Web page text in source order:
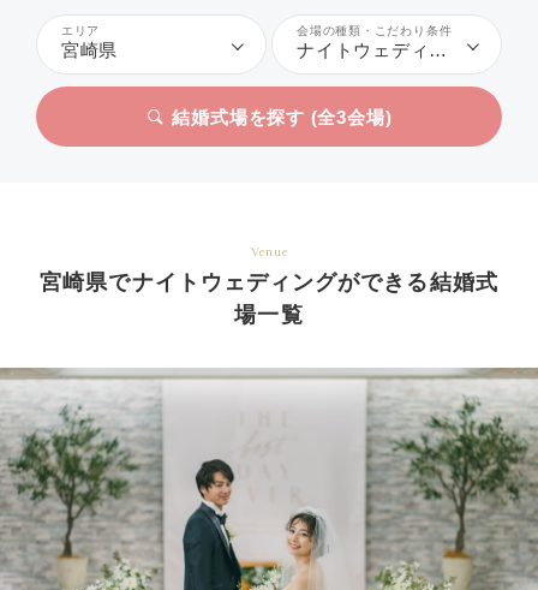
エリア
宮崎県
会場の種類・こだわり条件
ナイトウェディング
結婚式場を探す (全3会場)
Venue
宮崎県でナイトウェディングができる結婚式
場一覧